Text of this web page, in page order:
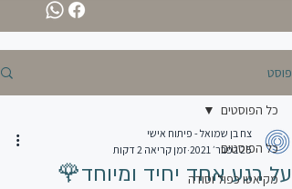
פוסט
כל הפוסטים
מקיאטו כפול וסודה
כל הפוסטים
על רגע אחד יחיד ומיוחד🌹
צח בן שמואל - פיתוח אישי
25 בפבר׳ 2021
זמן קריאה 2 דקות